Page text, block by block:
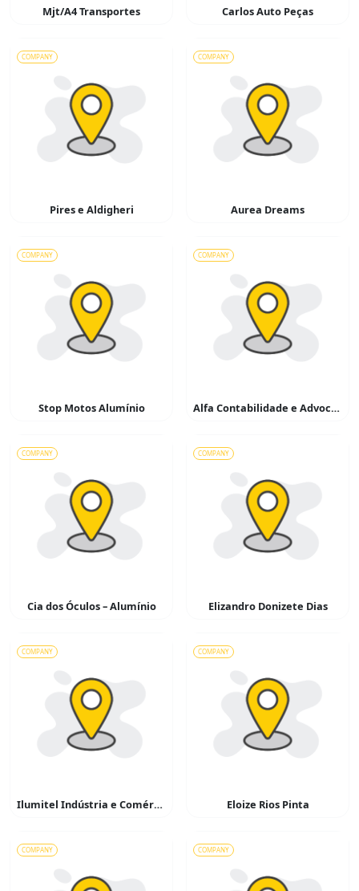
Mjt/A4 Transportes Carlos Auto Peças
COMPANY
Pires e Aldigheri
COMPANY
Aurea Dreams
COMPANY
Stop Motos Alumínio
COMPANY
Alfa Contabilidade e Advocacia
COMPANY
Cia dos Óculos – Alumínio
COMPANY
Elizandro Donizete Dias
COMPANY
Ilumitel Indústria e Comércio de Materiais Elétricos
COMPANY
Eloize Rios Pinta
COMPANY COMPANY